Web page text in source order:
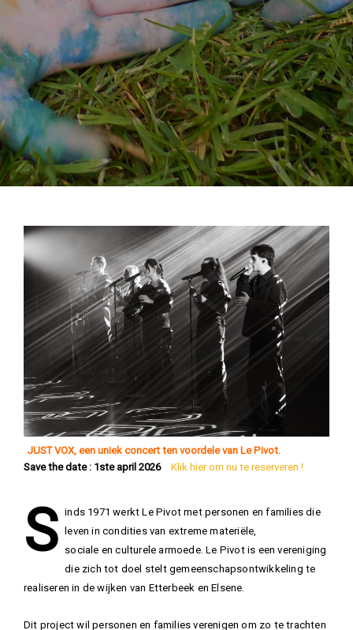
JUST VOX, een uniek concert ten voordele van Le Pivot.
Save the date : 1ste april 2026
Klik hier om nu te reserveren !
S inds 1971 werkt Le Pivot met personen en families die
leven in condities van extreme materiële,
sociale en culturele armoede. Le Pivot is een vereniging
die zich tot doel stelt gemeenschapsontwikkeling te
realiseren in de wijken van Etterbeek en Elsene.
Dit project wil personen en families verenigen om zo te trachten